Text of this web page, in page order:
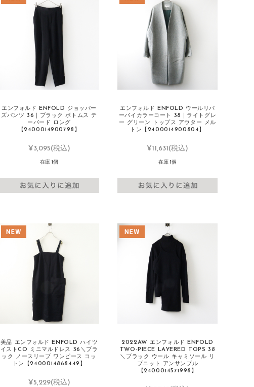
エンフォルド ENFOLD ジョッパー
ズパンツ 36｜ブラック ボトムス テ
ーパード ロング
【2400014900798】
¥3,095(税込)
在庫 1個
エンフォルド ENFOLD ウールリバ
ーバイカラーコート 38｜ライトグレ
ー グリーン トップス アウター メル
トン【2400014900804】
¥11,631(税込)
在庫 1個
美品 エンフォルド ENFOLD ハイツ
イストCO ミニマルドレス 36＼ブラ
ック ノースリーブ ワンピース コッ
トン【2400014868449】
¥5,229(税込)
2022AW エンフォルド ENFOLD
TWO-PIECE LAYERED TOPS 38
＼ブラック ウール キャミソール リ
ブニット アンサンブル
【2400014571998】